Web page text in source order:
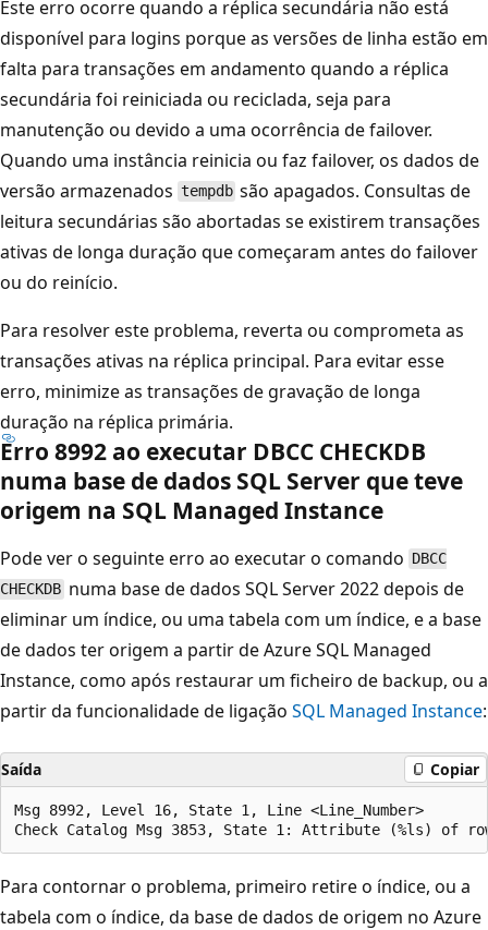
Este erro ocorre quando a réplica secundária não está
disponível para logins porque as versões de linha estão em
falta para transações em andamento quando a réplica
secundária foi reiniciada ou reciclada, seja para
manutenção ou devido a uma ocorrência de failover.
Quando uma instância reinicia ou faz failover, os dados de
versão armazenados tempdb são apagados. Consultas de
leitura secundárias são abortadas se existirem transações
ativas de longa duração que começaram antes do failover
ou do reinício.
Para resolver este problema, reverta ou comprometa as
transações ativas na réplica principal. Para evitar esse
erro, minimize as transações de gravação de longa
duração na réplica primária.
Erro 8992 ao executar DBCC CHECKDB
numa base de dados SQL Server que teve
origem na SQL Managed Instance
Pode ver o seguinte erro ao executar o comando DBCC
CHECKDB numa base de dados SQL Server 2022 depois de
eliminar um índice, ou uma tabela com um índice, e a base
de dados ter origem a partir de Azure SQL Managed
Instance, como após restaurar um ficheiro de backup, ou a
partir da funcionalidade de ligação SQL Managed Instance:
Saída Copiar
Msg 8992, Level 16, State 1, Line <Line_Number>
Para contornar o problema, primeiro retire o índice, ou a
tabela com o índice, da base de dados de origem no Azure